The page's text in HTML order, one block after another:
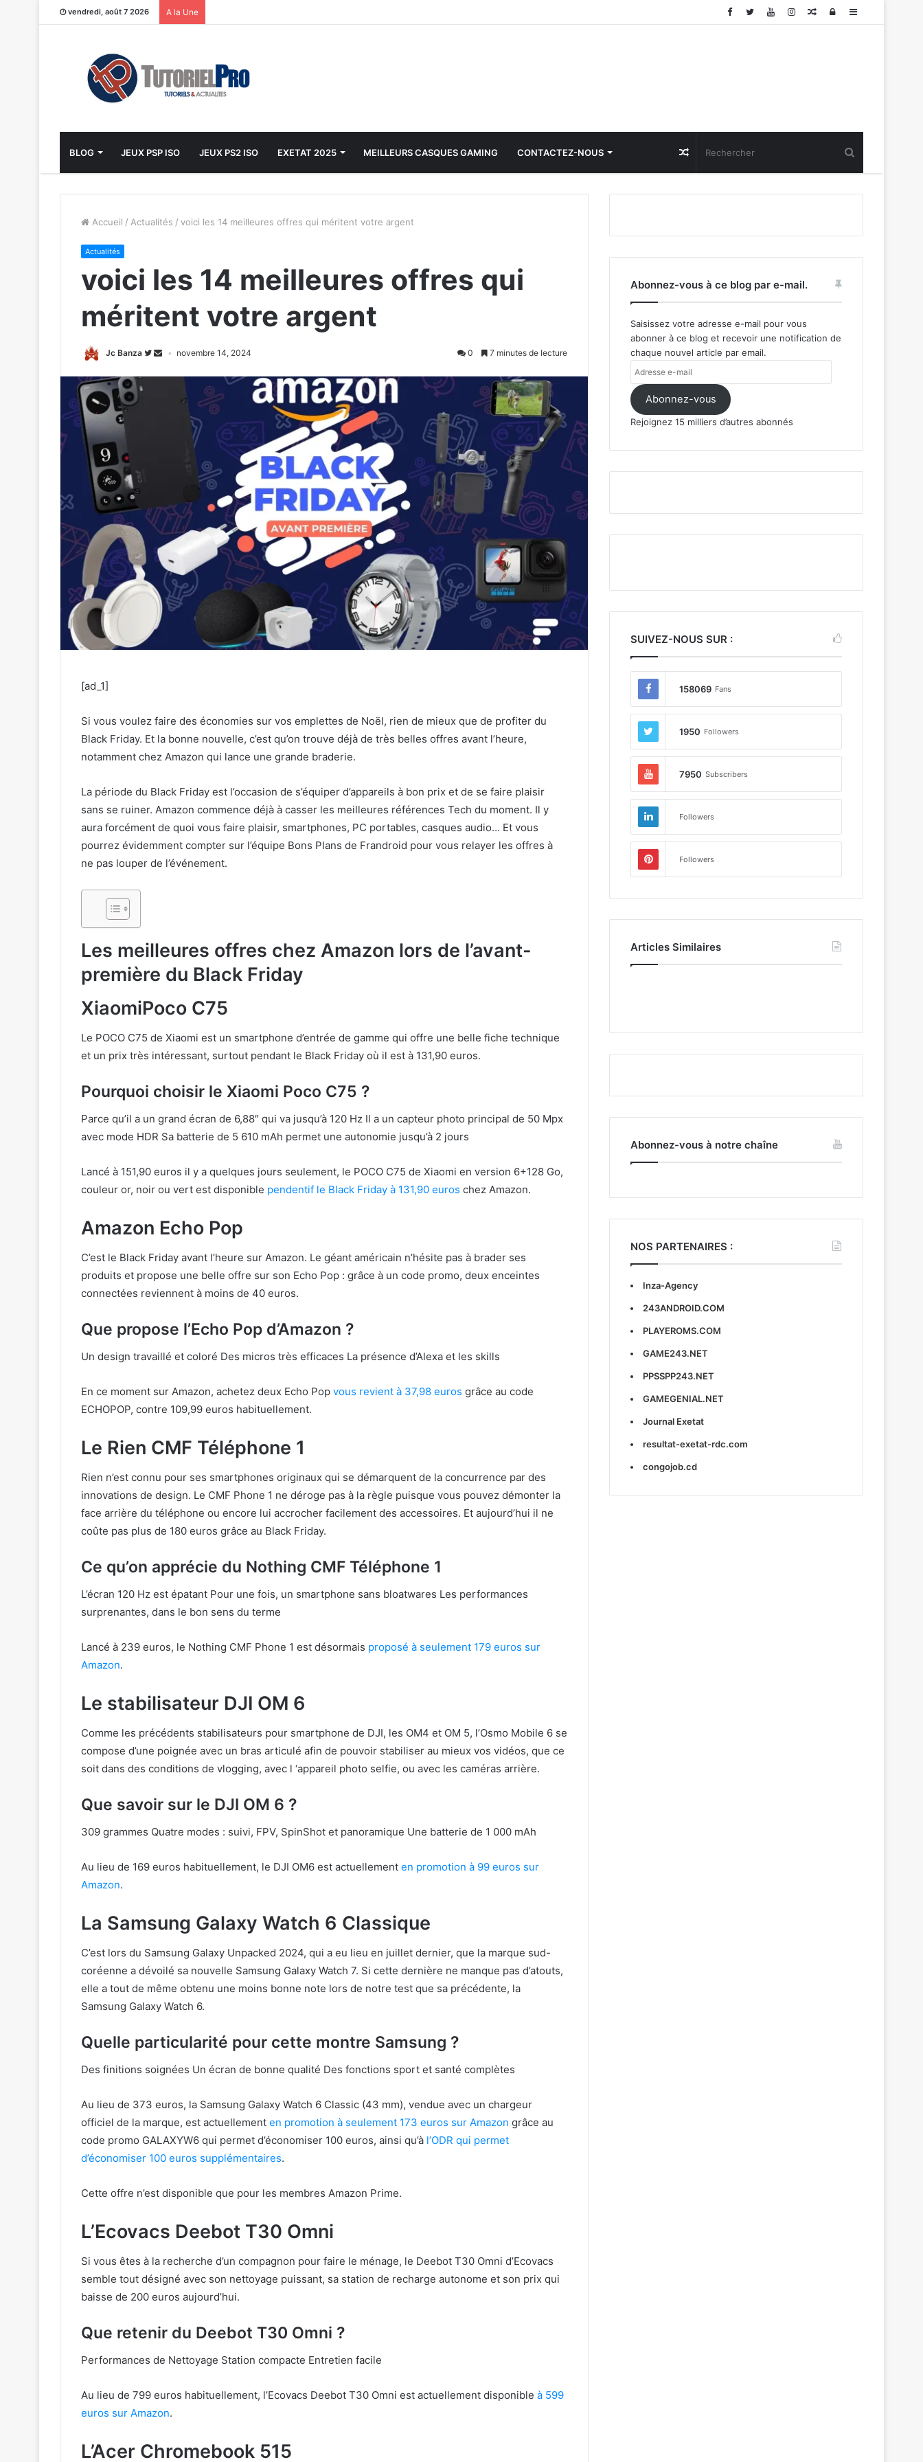
vendredi, août 7 2026 A la Une Sidebar
Connexion
Article
BLOG JEUX PSP ISO JEUX PS2 ISO EXETAT 2025 MEILLEURS CASQUES GAMING CONTACTEZ-NOUS Article
Aléatoire
Accueil / Actualités / voici les 14 meilleures offres qui méritent votre argent
Actualités
voici les 14 meilleures offres qui
méritent votre argent
Jc Banza novembre 14, 2024 0 7 minutes de lecture
[ad_1]
Si vous voulez faire des économies sur vos emplettes de Noël, rien de mieux que de profiter du
Black Friday. Et la bonne nouvelle, c’est qu’on trouve déjà de très belles offres avant l’heure,
notamment chez Amazon qui lance une grande braderie.
La période du Black Friday est l’occasion de s’équiper d’appareils à bon prix et de se faire plaisir
sans se ruiner. Amazon commence déjà à casser les meilleures références Tech du moment. Il y
aura forcément de quoi vous faire plaisir, smartphones, PC portables, casques audio… Et vous
pourrez évidemment compter sur l’équipe Bons Plans de Frandroid pour vous relayer les offres à
ne pas louper de l’événement.
Les meilleures offres chez Amazon lors de l’avant-
première du Black Friday
XiaomiPoco C75
Le POCO C75 de Xiaomi est un smartphone d’entrée de gamme qui offre une belle fiche technique
et un prix très intéressant, surtout pendant le Black Friday où il est à 131,90 euros.
Pourquoi choisir le Xiaomi Poco C75 ?
Parce qu’il a un grand écran de 6,88″ qui va jusqu’à 120 Hz Il a un capteur photo principal de 50 Mpx
avec mode HDR Sa batterie de 5 610 mAh permet une autonomie jusqu’à 2 jours
Lancé à 151,90 euros il y a quelques jours seulement, le POCO C75 de Xiaomi en version 6+128 Go,
couleur or, noir ou vert est disponible pendentif le Black Friday à 131,90 euros chez Amazon.
Amazon Echo Pop
C’est le Black Friday avant l’heure sur Amazon. Le géant américain n’hésite pas à brader ses
produits et propose une belle offre sur son Echo Pop : grâce à un code promo, deux enceintes
connectées reviennent à moins de 40 euros.
Que propose l’Echo Pop d’Amazon ?
Un design travaillé et coloré Des micros très efficaces La présence d’Alexa et les skills
En ce moment sur Amazon, achetez deux Echo Pop vous revient à 37,98 euros grâce au code
ECHOPOP, contre 109,99 euros habituellement.
Le Rien CMF Téléphone 1
Rien n’est connu pour ses smartphones originaux qui se démarquent de la concurrence par des
innovations de design. Le CMF Phone 1 ne déroge pas à la règle puisque vous pouvez démonter la
face arrière du téléphone ou encore lui accrocher facilement des accessoires. Et aujourd’hui il ne
coûte pas plus de 180 euros grâce au Black Friday.
Ce qu’on apprécie du Nothing CMF Téléphone 1
L’écran 120 Hz est épatant Pour une fois, un smartphone sans bloatwares Les performances
surprenantes, dans le bon sens du terme
Lancé à 239 euros, le Nothing CMF Phone 1 est désormais proposé à seulement 179 euros sur
Amazon.
Le stabilisateur DJI OM 6
Comme les précédents stabilisateurs pour smartphone de DJI, les OM4 et OM 5, l’Osmo Mobile 6 se
compose d’une poignée avec un bras articulé afin de pouvoir stabiliser au mieux vos vidéos, que ce
soit dans des conditions de vlogging, avec l ‘appareil photo selfie, ou avec les caméras arrière.
Que savoir sur le DJI OM 6 ?
309 grammes Quatre modes : suivi, FPV, SpinShot et panoramique Une batterie de 1 000 mAh
Au lieu de 169 euros habituellement, le DJI OM6 est actuellement en promotion à 99 euros sur
Amazon.
La Samsung Galaxy Watch 6 Classique
C’est lors du Samsung Galaxy Unpacked 2024, qui a eu lieu en juillet dernier, que la marque sud-
coréenne a dévoilé sa nouvelle Samsung Galaxy Watch 7. Si cette dernière ne manque pas d’atouts,
elle a tout de même obtenu une moins bonne note lors de notre test que sa précédente, la
Samsung Galaxy Watch 6.
Quelle particularité pour cette montre Samsung ?
Des finitions soignées Un écran de bonne qualité Des fonctions sport et santé complètes
Au lieu de 373 euros, la Samsung Galaxy Watch 6 Classic (43 mm), vendue avec un chargeur
officiel de la marque, est actuellement en promotion à seulement 173 euros sur Amazon grâce au
code promo GALAXYW6 qui permet d’économiser 100 euros, ainsi qu’à l’ODR qui permet
d’économiser 100 euros supplémentaires.
Cette offre n’est disponible que pour les membres Amazon Prime.
L’Ecovacs Deebot T30 Omni
Si vous êtes à la recherche d’un compagnon pour faire le ménage, le Deebot T30 Omni d’Ecovacs
semble tout désigné avec son nettoyage puissant, sa station de recharge autonome et son prix qui
baisse de 200 euros aujourd’hui.
Que retenir du Deebot T30 Omni ?
Performances de Nettoyage Station compacte Entretien facile
Au lieu de 799 euros habituellement, l’Ecovacs Deebot T30 Omni est actuellement disponible à 599
euros sur Amazon.
L’Acer Chromebook 515
Abonnez-vous à ce blog par e-mail.
Saisissez votre adresse e-mail pour vous
abonner à ce blog et recevoir une notification de
chaque nouvel article par email.
Adresse
e-
mail Abonnez-vous
Rejoignez 15 milliers d’autres abonnés
SUIVEZ-NOUS SUR :
158069 Fans
1950 Followers
7950 Subscribers
Followers
Followers
Articles Similaires
Abonnez-vous à notre chaîne
NOS PARTENAIRES :
Inza-Agency
243ANDROID.COM
PLAYEROMS.COM
GAME243.NET
PPSSPP243.NET
GAMEGENIAL.NET
Journal Exetat
resultat-exetat-rdc.com
congojob.cd